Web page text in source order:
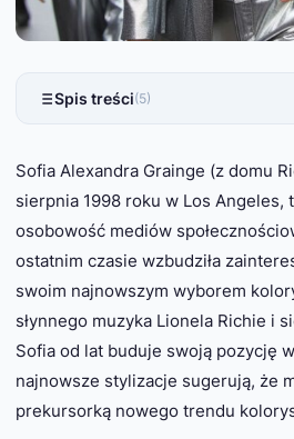
Spis treści(5)
Sofia Alexandra Grainge (z domu
sierpnia 1998 roku w Los Angeles,
osobowość mediów
ostatnim czasie wzbudziła
swoim najnowszym wyborem
słynnego muzyka Lionela Richie i
Sofia od lat buduje swoją pozycję
najnowsze stylizacje sugerują, że
prekursorką nowego trendu